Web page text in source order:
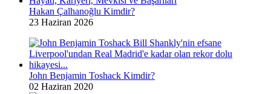
Hakan Çalhanoğlu Kimdir?
23 Haziran 2026
John Benjamin Toshack Kimdir?
02 Haziran 2020